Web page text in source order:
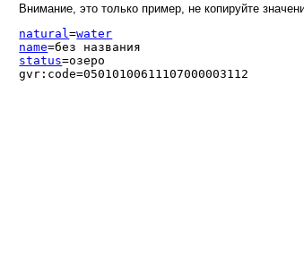
Внимание, это только пример, не копируйте
natural=water
name=без названия
status=озеро
gvr:code=05010100611107000003112